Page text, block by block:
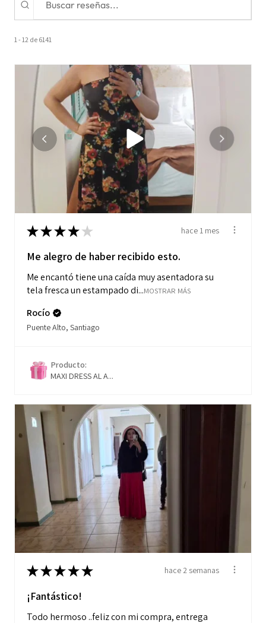
1 - 12 de 6141
★★★★ ★ hace 1 mes
Me alegro de haber recibido esto.
Me encantó tiene una caída muy asentadora su
tela fresca un estampado di...MOSTRAR MÁS
Rocío
Puente Alto, Santiago
Producto:
MAXI DRESS AL A...
★★★★★ hace 2 semanas
¡Fantástico!
Todo hermoso ..feliz con mi compra, entrega